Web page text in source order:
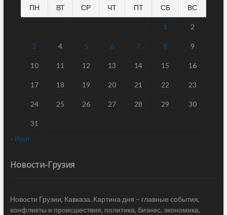
ПН ВТ СР ЧТ ПТ СБ ВС
1 2
3 4 5 6 7 8 9
10 11 12 13 14 15 16
17 18 19 20 21 22 23
24 25 26 27 28 29 30
31
« Июл
Новости-Грузия
Новости Грузии, Кавказа. Картина дня – главные события,
конфликты и происшествия, политика, бизнес, экономика,